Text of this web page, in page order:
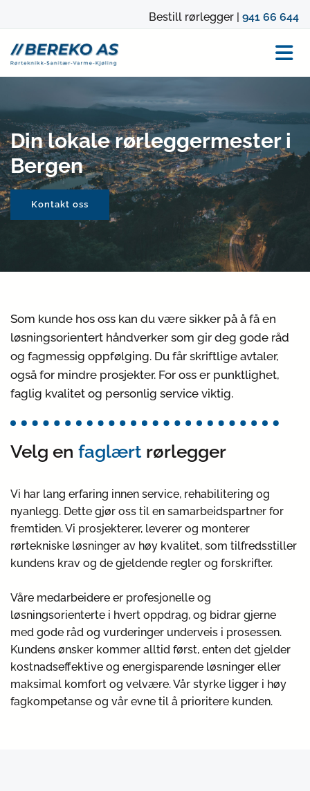
Bestill rørlegger | 941 66 644
Din lokale rørleggermester i
Bergen
Kontakt oss
Som kunde hos oss kan du være sikker på å få en
løsningsorientert håndverker som gir deg gode råd
og fagmessig oppfølging. Du får skriftlige avtaler,
også for mindre prosjekter. For oss er punktlighet,
faglig kvalitet og personlig service viktig.
Velg en faglært rørlegger
Vi har lang erfaring innen service, rehabilitering og
nyanlegg. Dette gjør oss til en samarbeidspartner for
fremtiden. Vi prosjekterer, leverer og monterer
rørtekniske løsninger av høy kvalitet, som tilfredsstiller
kundens krav og de gjeldende regler og forskrifter.
Våre medarbeidere er profesjonelle og
løsningsorienterte i hvert oppdrag, og bidrar gjerne
med gode råd og vurderinger underveis i prosessen.
Kundens ønsker kommer alltid først, enten det gjelder
kostnadseffektive og energisparende løsninger eller
maksimal komfort og velvære. Vår styrke ligger i høy
fagkompetanse og vår evne til å prioritere kunden.